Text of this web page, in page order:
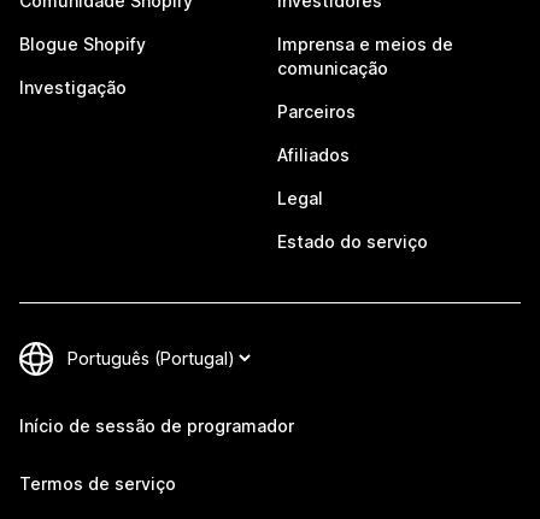
Blogue Shopify
Investigação
Imprensa e meios de
comunicação
Parceiros
Afiliados
Legal
Estado do serviço
Início de sessão de programador
Termos de serviço